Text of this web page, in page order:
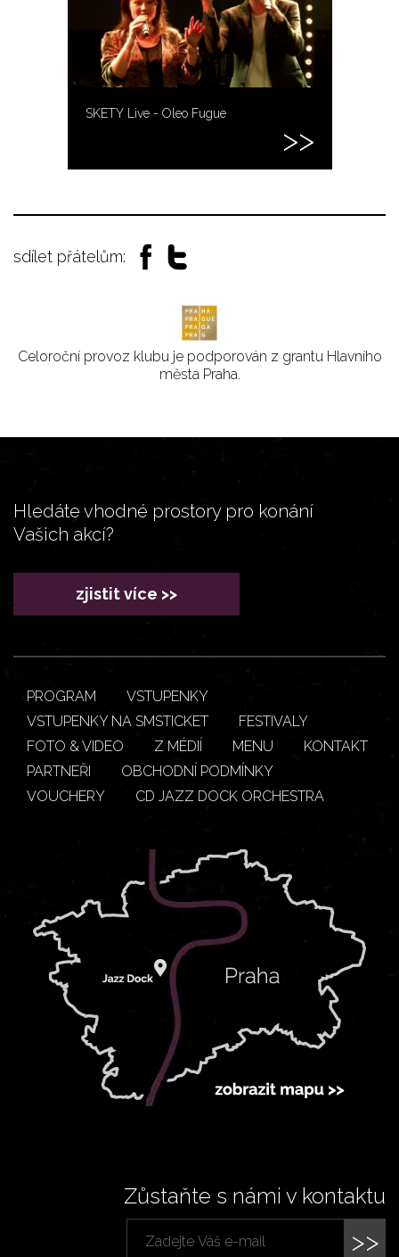
SKETY Live - Oleo Fugue
sdílet přátelům:
Celoroční provoz klubu je podporován z grantu Hlavního
města Praha.
Hledáte vhodné prostory pro konání
Vašich akcí?
zjistit více >>
PROGRAM
VSTUPENKY
VSTUPENKY NA SMSTICKET
FESTIVALY
FOTO & VIDEO
Z MÉDIÍ MENU
KONTAKT
PARTNEŘI
OBCHODNÍ PODMÍNKY
VOUCHERY
CD JAZZ DOCK ORCHESTRA
Zůstaňte s námi v kontaktu
>>